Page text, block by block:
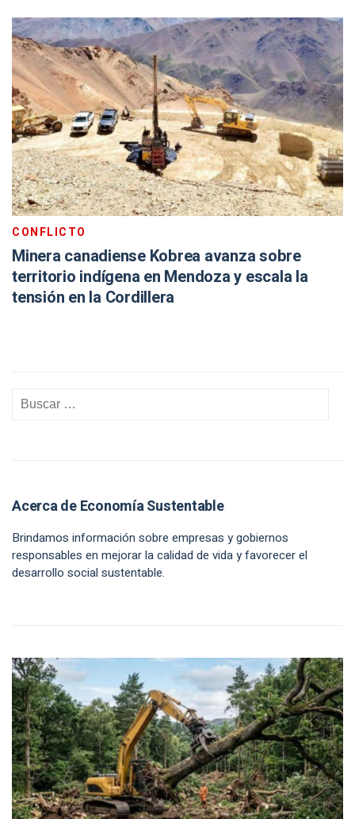
CONFLICTO
Minera canadiense Kobrea avanza sobre
territorio indígena en Mendoza y escala la
tensión en la Cordillera
Acerca de Economía Sustentable
Brindamos información sobre empresas y gobiernos
responsables en mejorar la calidad de vida y favorecer el
desarrollo social sustentable.